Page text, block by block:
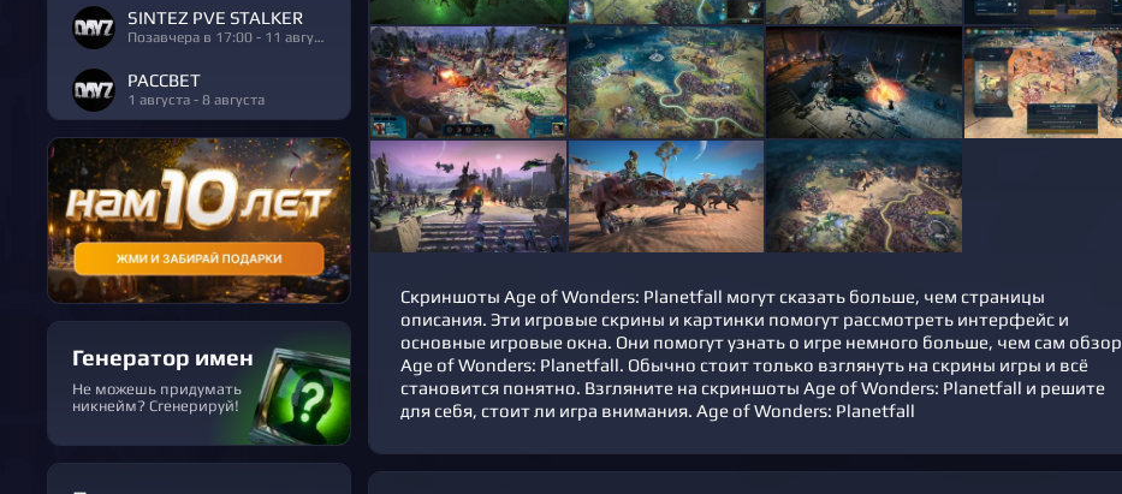
SINTEZ PVE STALKER
Позавчера в 17:00 - 11 августа
РАССВЕТ
1 августа - 8 августа
Генератор имен
Не можешь придумать
никнейм? Сгенерируй!
Скриншоты Age of Wonders: Planetfall могут сказать больше, чем страницы
описания. Эти игровые скрины и картинки помогут рассмотреть интерфейс и
основные игровые окна. Они помогут узнать о игре немного больше, чем сам обзор
Age of Wonders: Planetfall. Обычно стоит только взглянуть на скрины игры и всё
становится понятно. Взгляните на скриншоты Age of Wonders: Planetfall и решите
для себя, стоит ли игра внимания. Age of Wonders: Planetfall